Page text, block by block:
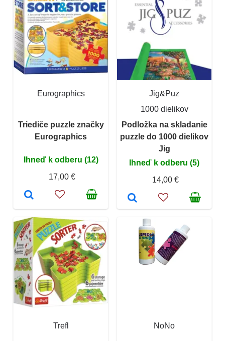
Eurographics
Triediče puzzle značky
Eurographics
Ihneď k odberu (12)
17,00 €
Jig&Puz
1000 dielikov
Podložka na skladanie
puzzle do 1000 dielikov
Jig
Ihneď k odberu (5)
14,00 €
Trefl NoNo